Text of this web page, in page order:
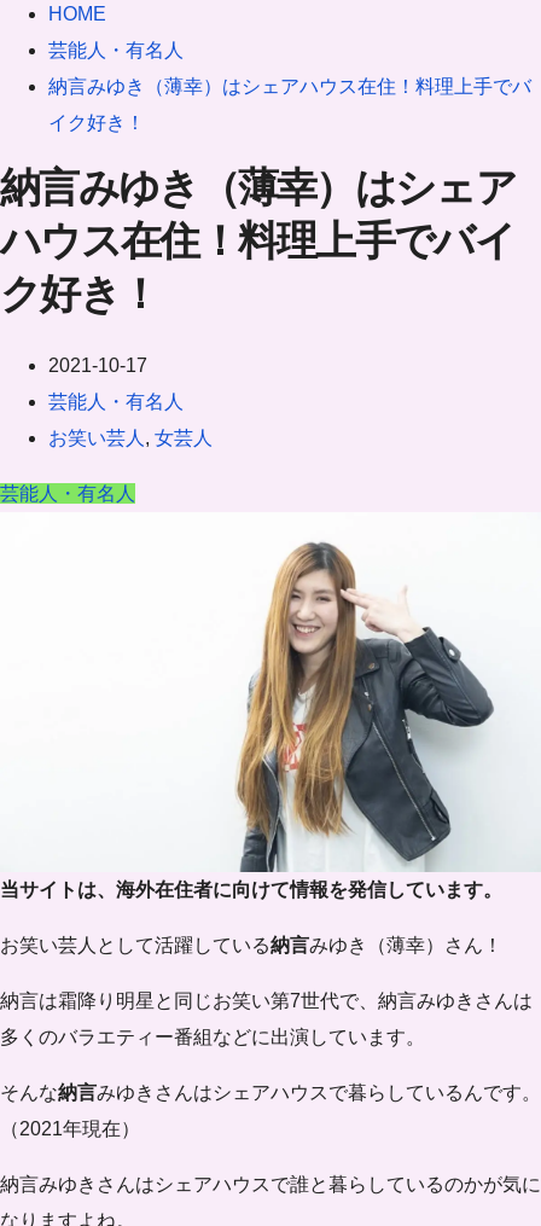
HOME
芸能人・有名人
納言みゆき（薄幸）はシェアハウス在住！料理上手でバ
イク好き！
納言みゆき（薄幸）はシェア
ハウス在住！料理上手でバイ
ク好き！
2021-10-17
芸能人・有名人
お笑い芸人 , 女芸人
芸能人・有名人
当サイトは、海外在住者に向けて情報を発信しています。
お笑い芸人として活躍している納言みゆき（薄幸）さん！
納言は霜降り明星と同じお笑い第7世代で、納言みゆきさんは
多くのバラエティー番組などに出演しています。
そんな納言みゆきさんはシェアハウスで暮らしているんです。
（2021年現在）
納言みゆきさんはシェアハウスで誰と暮らしているのかが気に
なりますよね。